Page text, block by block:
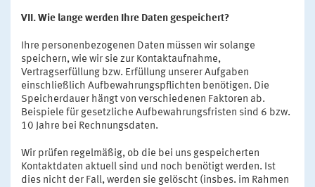
VII. Wie lange werden Ihre Daten gespeichert?
Ihre personenbezogenen Daten müssen wir solange
speichern, wie wir sie zur Kontaktaufnahme,
Vertragserfüllung bzw. Erfüllung unserer Aufgaben
einschließlich Aufbewahrungspflichten benötigen. Die
Speicherdauer hängt von verschiedenen Faktoren ab.
Beispiele für gesetzliche Aufbewahrungsfristen sind 6 bzw.
10 Jahre bei Rechnungsdaten.
Wir prüfen regelmäßig, ob die bei uns gespeicherten
Kontaktdaten aktuell sind und noch benötigt werden. Ist
dies nicht der Fall, werden sie gelöscht (insbes. im Rahmen